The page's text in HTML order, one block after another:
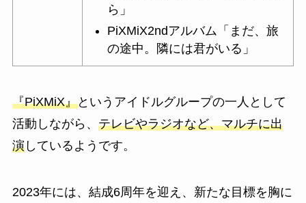
ら」
PiXMiX2ndアルバム「まだ、旅
の途中。隣には君がいる」
『PiXMiX』というアイドルグループの一人として
活動しながら、 テレビやラジオなど、マルチに出
演しているようです。
2023年には、結成6周年を迎え、新たな目標を胸に